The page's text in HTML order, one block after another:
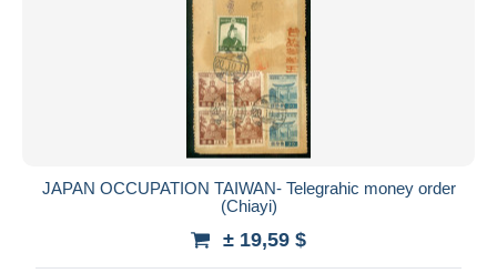
JAPAN OCCUPATION TAIWAN- Telegrahic money order
(Chiayi)
± 19,59 $